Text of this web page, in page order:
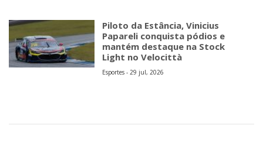
Piloto da Estância, Vinicius
Papareli conquista pódios e
mantém destaque na Stock
Light no Velocittà
Esportes - 29 jul, 2026